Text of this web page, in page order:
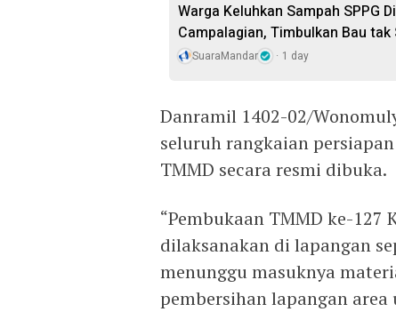
Warga Keluhkan Sampah SPPG
Campalagian, Timbulkan Bau tak
SuaraMandar 1 day
Danramil 1402-02/
seluruh rangkaian
TMMD secara resmi dibuka.
“Pembukaan TMMD ke-
dilaksanakan di lapangan
menunggu masuknya
pembersihan lapangan